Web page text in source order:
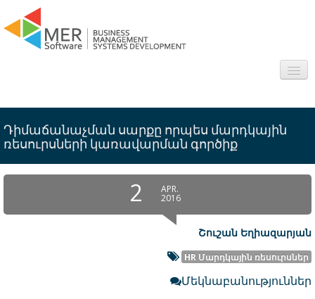
Ոլորտներ
Ծրագրեր
Հետաքրքիր
Հարց/Պատասխան
Կապ
Դիմաճանաչման սարքը որպես մարդկային
ռեսուրսների կառավարման գործիք
2 APR.
2016
Շուշան Եղիազարյան
HR Մարդկային ռեսուրսներ
Մեկնաբանություններ